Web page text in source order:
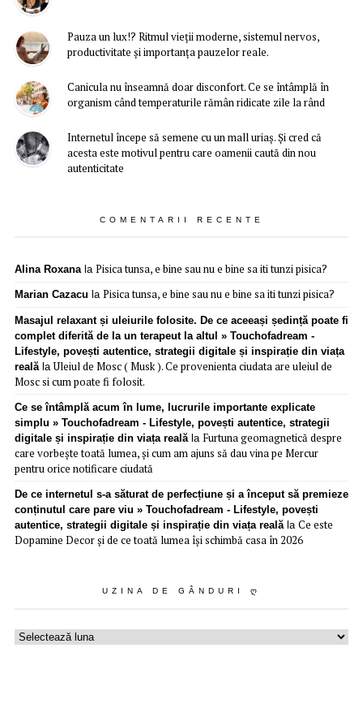
Pauza un lux!? Ritmul vieții moderne, sistemul nervos,
productivitate și importanța pauzelor reale.
Canicula nu înseamnă doar disconfort. Ce se întâmplă în
organism când temperaturile rămân ridicate zile la rând
Internetul începe să semene cu un mall uriaș. Și cred că
acesta este motivul pentru care oamenii caută din nou
autenticitate
COMENTARII RECENTE
Alina Roxanala Pisica tunsa, e bine sau nu e bine sa iti tunzi pisica?
Marian Cazacu la Pisica tunsa, e bine sau nu e bine sa iti tunzi pisica?
Masajul relaxant și uleiurile folosite. De ce aceeași ședință poate fi
complet diferită de la un terapeut la altul » Touchofadream -
Lifestyle, povești autentice, strategii digitale și inspirație din viața
realălaUleiul de Mosc ( Musk ). Ce provenienta ciudata are uleiul de
Mosc si cum poate fi folosit.
Ce se întâmplă acum în lume, lucrurile importante explicate
simplu » Touchofadream - Lifestyle, povești autentice, strategii
digitale și inspirație din viața realăla Furtuna geomagnetică despre
care vorbește toată lumea, și cum am ajuns să dau vina pe Mercur
pentru orice notificare ciudată
De ce internetul s-a săturat de perfecțiune și a început să premieze
conținutul care pare viu » Touchofadream - Lifestyle, povești
autentice, strategii digitale și inspirație din viața realăla Ce este
Dopamine Decor și de ce toată lumea își schimbă casa în 2026
UZINA DE GÂNDURI Ღ
Uzina